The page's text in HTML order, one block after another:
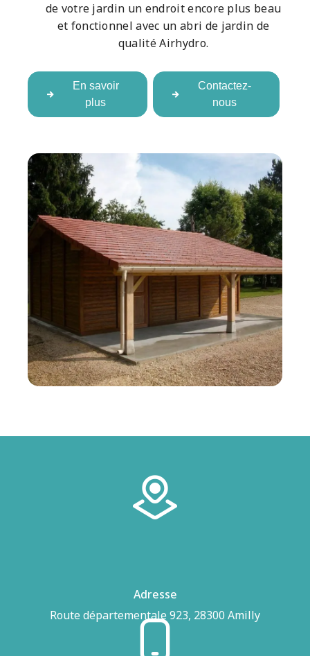
de votre jardin un endroit encore plus beau
et fonctionnel avec un abri de jardin de
qualité Airhydro.
En savoir
plus
Contactez-
nous
Adresse
Route départementale 923, 28300 Amilly